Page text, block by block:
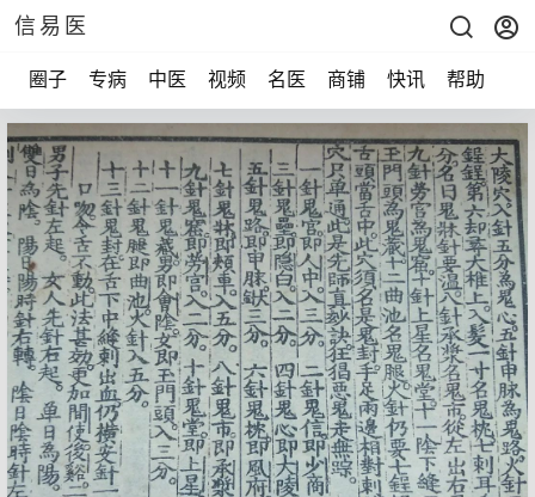
信易医
圈子 专病 中医 视频 名医 商铺 快讯 帮助